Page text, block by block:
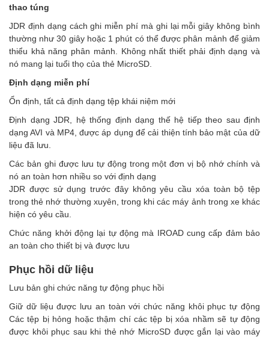
thao túng
JDR định dạng cách ghi miễn phí mà ghi lại mỗi giây không bình
thường như 30 giây hoặc 1 phút có thể được phân mảnh để giảm
thiểu khả năng phân mảnh. Không nhất thiết phải định dạng và
nó mang lại tuổi thọ của thẻ MicroSD.
Định dạng miễn phí
Ổn định, tất cả định dạng tệp khái niệm mới
Định dạng JDR, hệ thống định dạng thế hệ tiếp theo sau định
dạng AVI và MP4, được áp dụng để cải thiện tính bảo mật của dữ
liệu đã lưu.
Các bản ghi được lưu tự động trong một đơn vị bộ nhớ chính và
nó an toàn hơn nhiều so với định dạng
JDR được sử dụng trước đây không yêu cầu xóa toàn bộ tệp
trong thẻ nhớ thường xuyên, trong khi các máy ảnh trong xe khác
hiện có yêu cầu.
Chức năng khởi động lại tự động mà IROAD cung cấp đảm bảo
an toàn cho thiết bị và được lưu
Phục hồi dữ liệu
Lưu bản ghi chức năng tự động phục hồi
Giữ dữ liệu được lưu an toàn với chức năng khôi phục tự động
Các tệp bị hỏng hoặc thậm chí các tệp bị xóa nhầm sẽ tự động
được khôi phục sau khi thẻ nhớ MicroSD được gắn lại vào máy